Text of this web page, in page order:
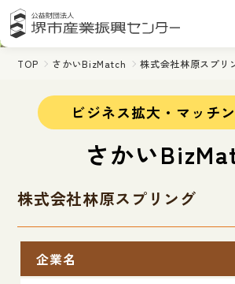
TOP さかいBizMatch 株式会社林原スプリ
ビジネス拡大・マッチ
さかい
株式会社林原スプリング
企業名